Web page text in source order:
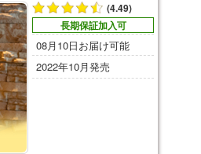
(4.49)
長期保証加入可
08月10日お届け可能
2022年10月発売